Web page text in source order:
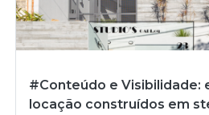
#Conteúdo e Visibilidade:
locação construídos em